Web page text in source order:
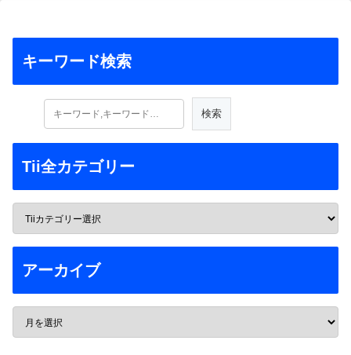
キーワード検索
Tii全カテゴリー
アーカイブ